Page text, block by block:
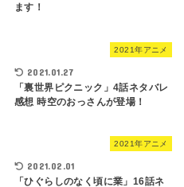
ます！
2021年アニメ
2021.01.27
「裏世界ピクニック」4話ネタバレ
感想 時空のおっさんが登場！
2021年アニメ
2021.02.01
「ひぐらしのなく頃に業」16話ネ